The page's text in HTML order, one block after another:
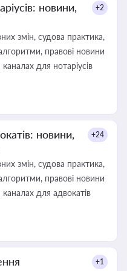
новини,
+2
змін, судова практика,
правові новини
для нотаріусів
новини,
+24
змін, судова практика,
правові новини
для адвокатів
+1